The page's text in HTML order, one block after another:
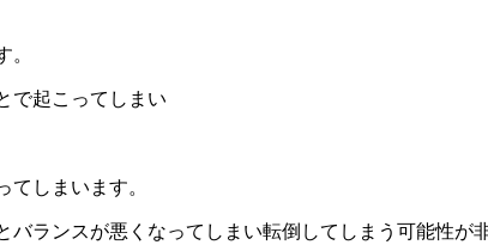
で起こってしまい
しまいます。
ランスが悪くなってしまい転倒してしまう可能性が